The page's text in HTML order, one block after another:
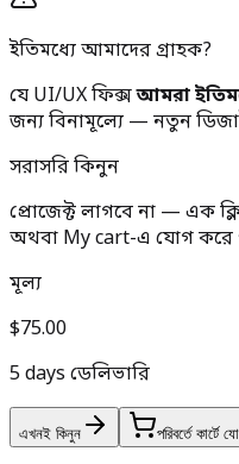
ইতিমধ্যে আমাদের গ্রাহক?
যে UI/UX ফিক্সআমরা
জন্য বিনামূল্যে — নতুন
সরাসরি কিনুন
প্রোজেক্ট লাগবে না — এক
অথবা My cart-এ যোগ করে
মূল্য
$75.00
5 days ডেলিভারি
এখনই কিনুন পরিবর্তে কার্টে